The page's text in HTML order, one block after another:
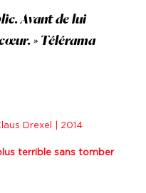
Avant de lui
» Télérama
Drexel | 2014
terrible sans tomber